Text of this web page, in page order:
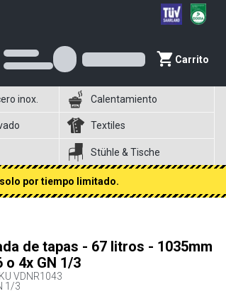
Carrito
inox. Calentamiento
Textiles
Stühle & Tische
por tiempo limitado.
de tapas - 67 litros - 1035mm
o 4x GN 1/3
VDNR1043
1/3